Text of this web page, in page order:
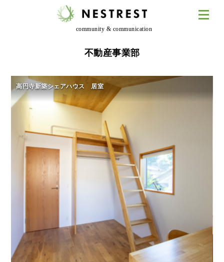
community & communication
不動産事業部
高円寺新築シェアハウス 居室